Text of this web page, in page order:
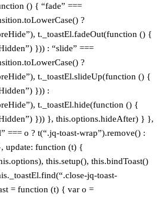
() { “fade” ===
?
t._toastEl.fadeOut(function () {
})) : “slide” ===
?
t._toastEl.slideUp(function () {
})) :
t._toastEl.hide(function () {
})) }, this.options.hideAfter) } },
=== o ? t(“.jq-toast-wrap”).remove() :
update: function (t) {
this.setup(), this.bindToast()
jq-toast-
= function (t) { var o =